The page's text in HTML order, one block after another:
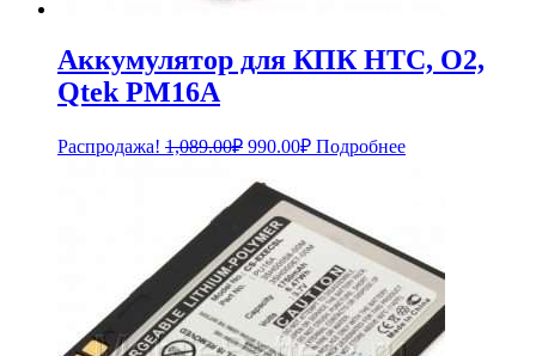
Аккумулятор для КПК HTC, O2,
Qtek PM16A
Распродажа! 1,089.00₽ Первоначальная
составляла
1,089.00₽.
990.00₽Текущая
цена:
Подробнее